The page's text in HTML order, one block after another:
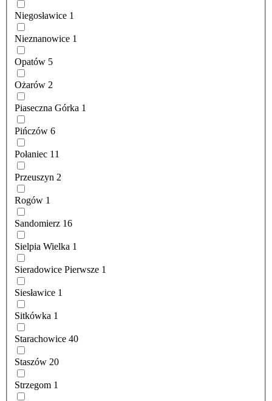
Niegosławice 1
Nieznanowice 1
Opatów 5
Ożarów 2
Piaseczna Górka 1
Pińczów 6
Połaniec 11
Przeuszyn 2
Rogów 1
Sandomierz 16
Sielpia Wielka 1
Sieradowice Pierwsze 1
Siesławice 1
Sitkówka 1
Starachowice 40
Staszów 20
Strzegom 1